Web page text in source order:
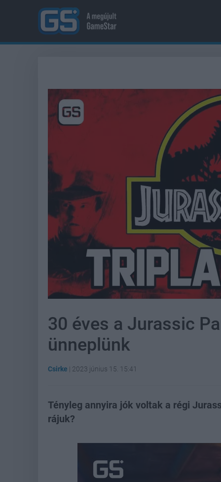
30 éves a Jurassic
ünneplünk
Csirke | 2023 június 15. 15:41
Tényleg annyira jók voltak a régi
rájuk?